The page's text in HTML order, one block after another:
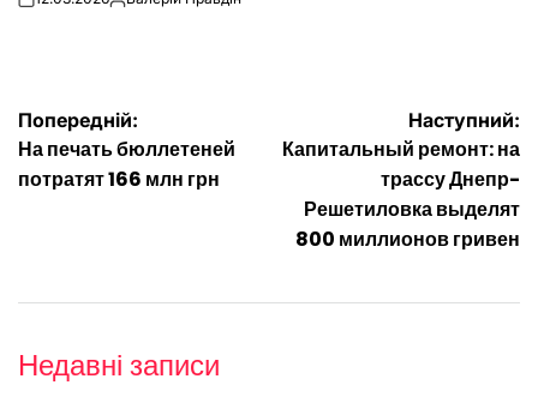
on Опубліковано
Навігація
записів
Попередній:
На печать бюллетеней
потратят 166 млн грн
Наступний:
Капитальный ремонт: на
трассу Днепр-
Решетиловка выделят
800 миллионов гривен
Недавні записи